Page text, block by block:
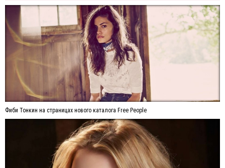
Фиби Тонкин на страницах нового каталога Free People